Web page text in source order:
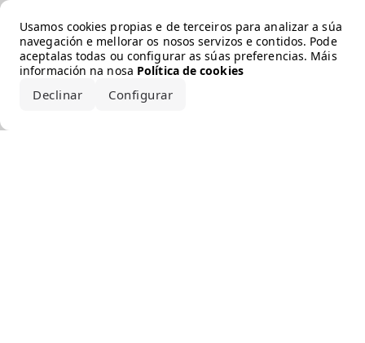
Usamos cookies propias e de terceiros para analizar a súa
navegación e mellorar os nosos servizos e contidos. Pode
aceptalas todas ou configurar as súas preferencias. Máis
información na nosa Política de cookies
Declinar Configurar
Error loading the brand